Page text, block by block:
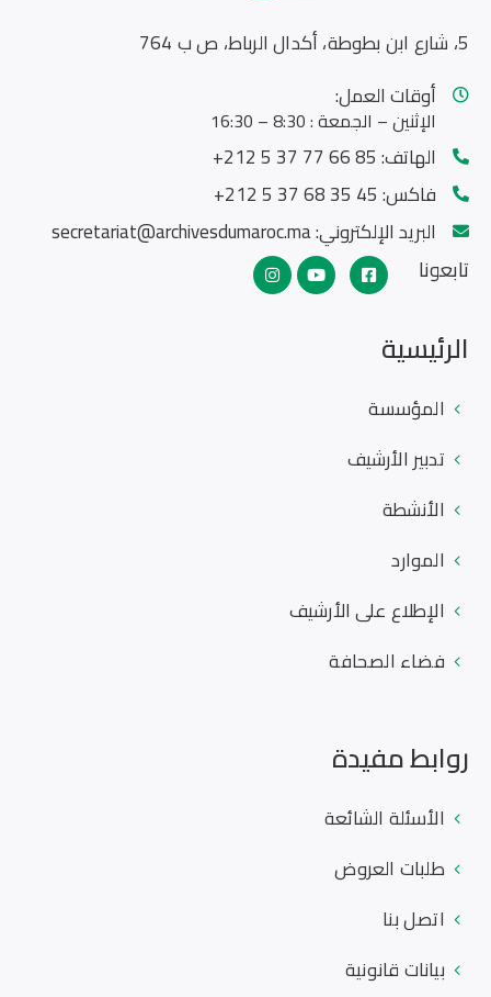
5، شارع ابن بطوطة، أكدال الرباط، ص ب 764
أوقات العمل:
الإثنين – الجمعة : 8:30 – 16:30
الهاتف:85 66 77 37 5 212+
فاكس:45 35 68 37 5 212+
البريد الإلكتروني:secretariat@archivesdumaroc.ma
تابعونا
الرئيسية
المؤسسة
تدبير الأرشيف
الأنشطة
الموارد
الإطلاع على الأرشيف
فضاء الصحافة
روابط مفيدة
الأسئلة الشائعة
طلبات العروض
اتصل بنا
بيانات قانونية